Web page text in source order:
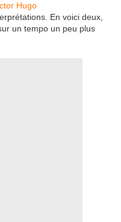
Hugo
En voici deux,
un tempo un peu plus